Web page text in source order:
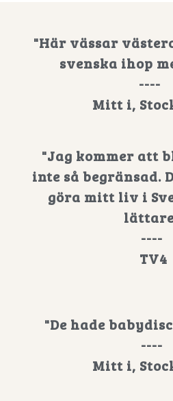
"Här vässar
svenska ihop
----
Mitt i,
"Jag kommer att
inte så begränsad.
göra mitt liv i
----
TV4
"De hade
----
Mitt i,